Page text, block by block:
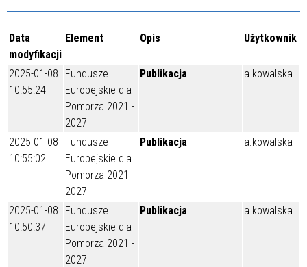
Data
modyfikacji
Element Opis Użytkownik
2025-01-08
10:55:24
Fundusze
Europejskie dla
Pomorza 2021 -
2027
Publikacja a.kowalska
2025-01-08
10:55:02
Fundusze
Europejskie dla
Pomorza 2021 -
2027
Publikacja a.kowalska
2025-01-08
10:50:37
Fundusze
Europejskie dla
Pomorza 2021 -
2027
Publikacja a.kowalska